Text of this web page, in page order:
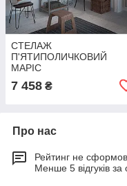
СТЕЛАЖ
П'ЯТИПОЛИЧКОВИЙ
МАРІС
7 458 ₴
Про нас
Рейтинг не
Менше 5 відгуків за